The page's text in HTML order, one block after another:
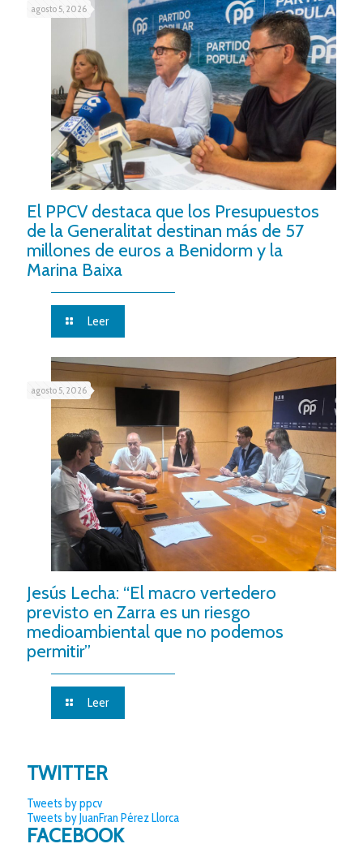
agosto 5, 2026
El PPCV destaca que los Presupuestos
de la Generalitat destinan más de 57
millones de euros a Benidorm y la
Marina Baixa
Leer
agosto 5, 2026
Jesús Lecha: “El macro vertedero
previsto en Zarra es un riesgo
medioambiental que no podemos
permitir”
Leer
TWITTER
Tweets by ppcv
Tweets by JuanFran Pérez Llorca
FACEBOOK